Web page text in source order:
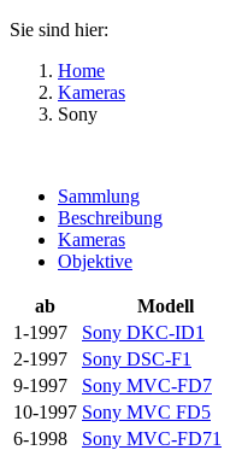
Sie sind hier:
Home
Kameras
Sony
Sammlung
Beschreibung
Kameras
Objektive
ab Modell
1-1997
Sony DKC-ID1
2-1997
Sony DSC-F1
9-1997
Sony MVC-FD7
10-1997 Sony MVC FD5
6-1998
Sony MVC-FD71